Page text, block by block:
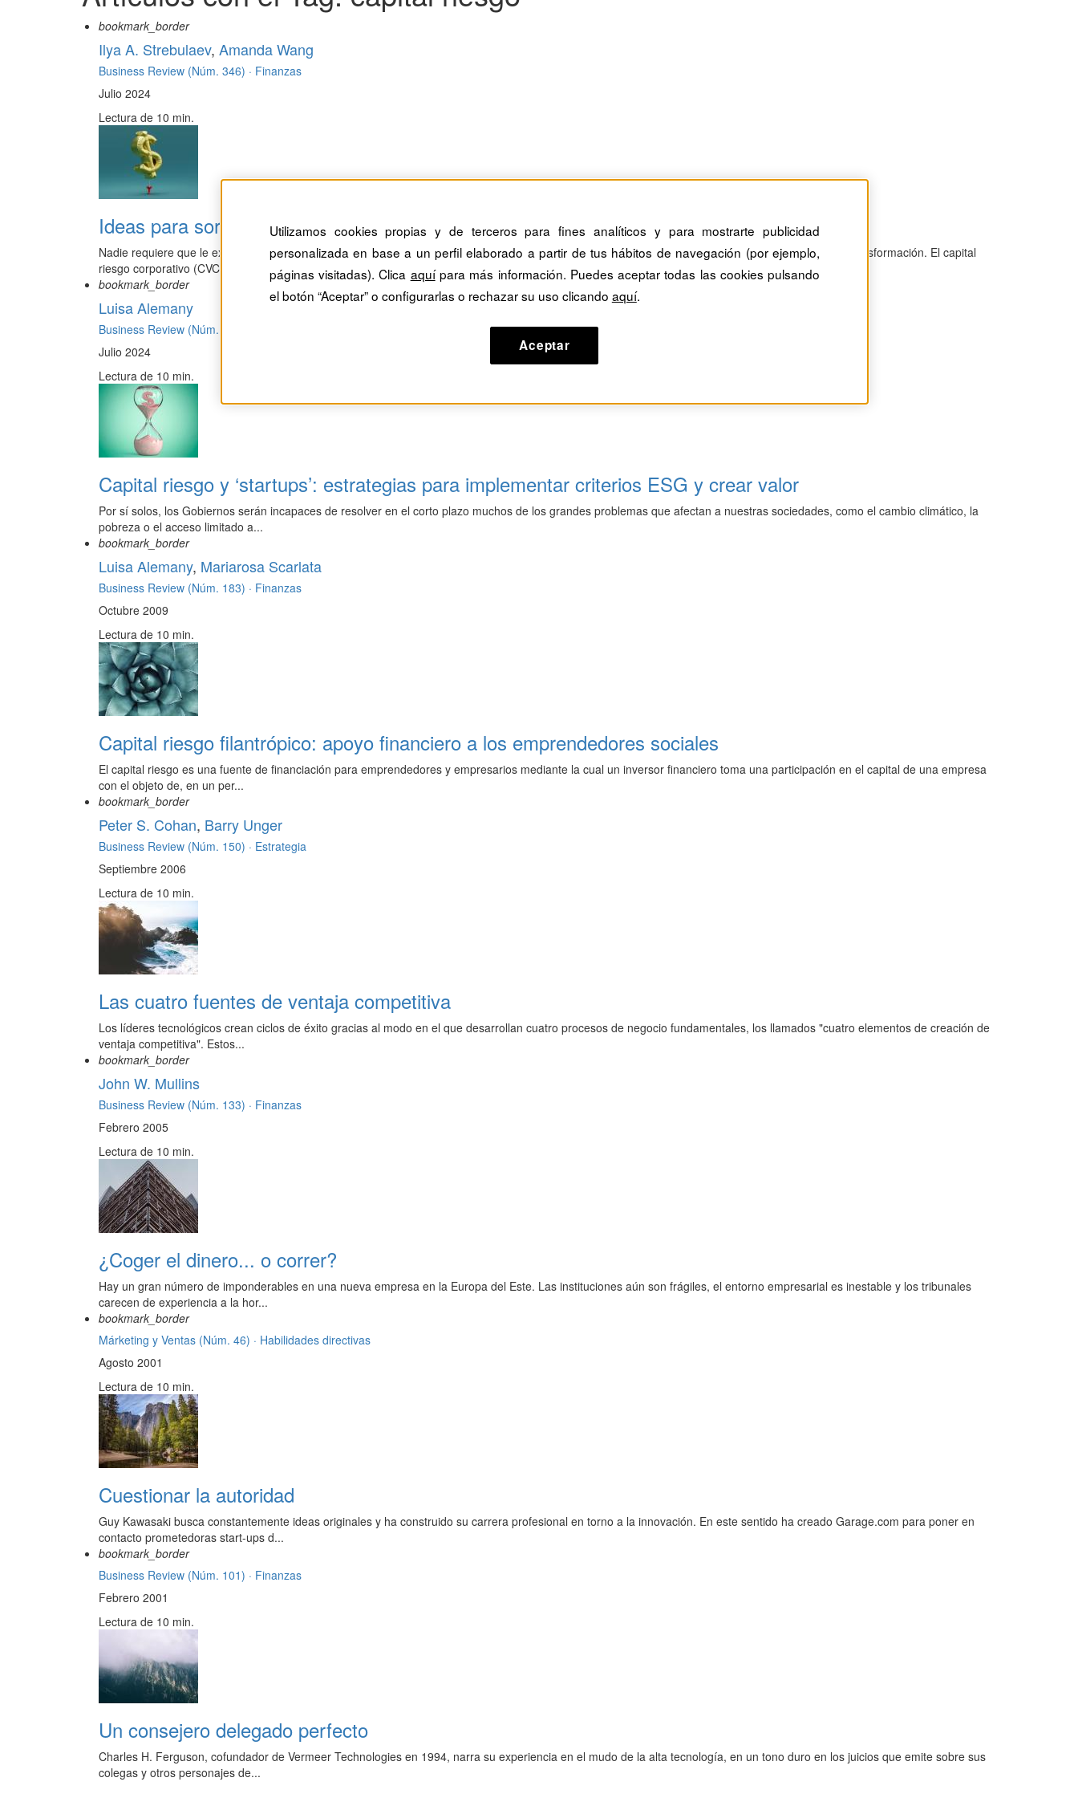
bookmark_border
Ilya A. Strebulaev, Amanda Wang
Business Review (Núm. 346) · Finanzas
Julio 2024
Lectura de 10 min.
Ideas para sortear los peligros del capital riesgo corporativo
Nadie requiere que le expliquen hasta qué punto resulta crucial la innovación para la supervivencia de una empresa en un panorama en constante transformación. El capital
riesgo corporativo (CVC: corpo...
bookmark_border
Luisa Alemany
Business Review (Núm. 346) ·
Julio 2024
Lectura de 10 min.
Capital riesgo y ‘startups’: estrategias para implementar criterios ESG y crear valor
Por sí solos, los Gobiernos serán incapaces de resolver en el corto plazo muchos de los grandes problemas que afectan a nuestras sociedades, como el cambio climático, la
pobreza o el acceso limitado a...
bookmark_border
Luisa Alemany, Mariarosa Scarlata
Business Review (Núm. 183) · Finanzas
Octubre 2009
Lectura de 10 min.
Capital riesgo filantrópico: apoyo financiero a los emprendedores sociales
El capital riesgo es una fuente de financiación para emprendedores y empresarios mediante la cual un inversor financiero toma una participación en el capital de una empresa
con el objeto de, en un per...
bookmark_border
Peter S. Cohan, Barry Unger
Business Review (Núm. 150) · Estrategia
Septiembre 2006
Lectura de 10 min.
Las cuatro fuentes de ventaja competitiva
Los líderes tecnológicos crean ciclos de éxito gracias al modo en el que desarrollan cuatro procesos de negocio fundamentales, los llamados "cuatro elementos de creación de
ventaja competitiva". Estos...
bookmark_border
John W. Mullins
Business Review (Núm. 133) · Finanzas
Febrero 2005
Lectura de 10 min.
¿Coger el dinero... o correr?
Hay un gran número de imponderables en una nueva empresa en la Europa del Este. Las instituciones aún son frágiles, el entorno empresarial es inestable y los tribunales
carecen de experiencia a la hor...
bookmark_border
Márketing y Ventas (Núm. 46) · Habilidades directivas
Agosto 2001
Lectura de 10 min.
Cuestionar la autoridad
Guy Kawasaki busca constantemente ideas originales y ha construido su carrera profesional en torno a la innovación. En este sentido ha creado Garage.com para poner en
contacto prometedoras start-ups d...
bookmark_border
Business Review (Núm. 101) · Finanzas
Febrero 2001
Lectura de 10 min.
Un consejero delegado perfecto
Charles H. Ferguson, cofundador de Vermeer Technologies en 1994, narra su experiencia en el mudo de la alta tecnología, en un tono duro en los juicios que emite sobre sus
colegas y otros personajes de...
Utilizamos cookies propias y de terceros para fines analíticos y para mostrarte publicidad
personalizada en base a un perfil elaborado a partir de tus hábitos de navegación (por ejemplo,
páginas visitadas). Clica aquípara más información. Puedes aceptar todas las cookies pulsando
el botón “Aceptar” o configurarlas o rechazar su uso clicando aquí.
Aceptar